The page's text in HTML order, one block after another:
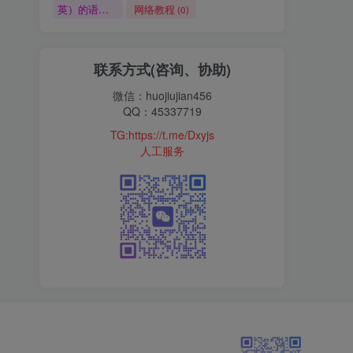
英）的语言适配和货币设置，虽然初期未重点布局欧洲，但为后续拓展市场做好了准备，避免了“后期整改 网络教程 (0)
联系方式(咨询、协助)
微信：huojiujian456
QQ：45337719
TG:https://t.me/Dxyjs
人工服务